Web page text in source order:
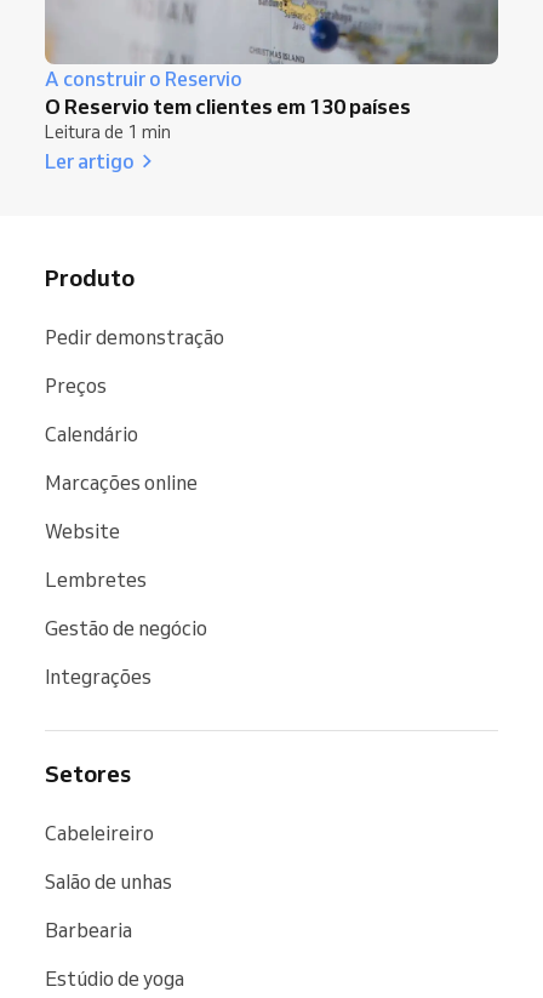
A construir o Reservio
O Reservio tem clientes em 130 países
Leitura de 1 min
Ler artigo
Produto
Pedir demonstração
Preços
Calendário
Marcações online
Website
Lembretes
Gestão de negócio
Integrações
Setores
Cabeleireiro
Salão de unhas
Barbearia
Estúdio de yoga